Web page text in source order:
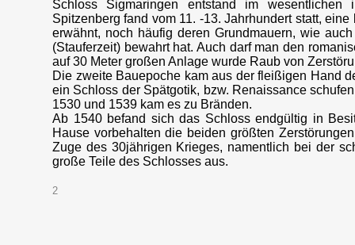
Schloss Sigmaringen entstand im
Spitzenberg fand vom 11. -13. Jahrhundert statt,
erwähnt, noch häufig deren Grundmauern, wie
(Stauferzeit) bewahrt hat. Auch darf man den
auf 30 Meter großen Anlage wurde Raub von
Die zweite Bauepoche kam aus der fleißigen Hand
ein Schloss der Spätgotik, bzw. Renaissance
1530 und 1539 kam es zu Bränden.
Ab 1540 befand sich das Schloss endgültig in
Hause vorbehalten die beiden größten
Zuge des 30jährigen Krieges, namentlich bei der
große Teile des Schlosses aus.
2